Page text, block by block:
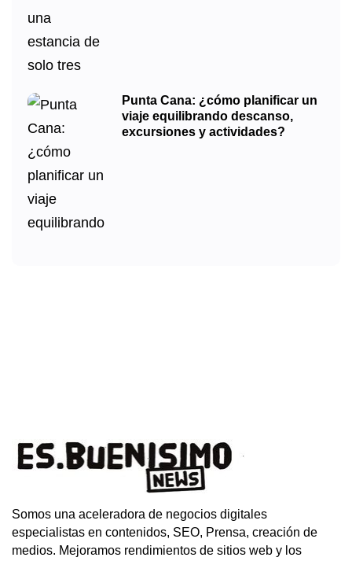
Punta Cana: ¿cómo planificar un
viaje equilibrando descanso,
excursiones y actividades?
Somos una aceleradora de negocios digitales
especialistas en contenidos, SEO, Prensa, creación de
medios. Mejoramos rendimientos de sitios web y los